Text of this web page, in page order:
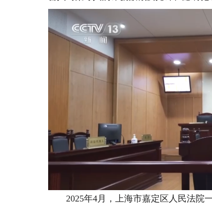
2025年4月，上海市嘉定区人民法院